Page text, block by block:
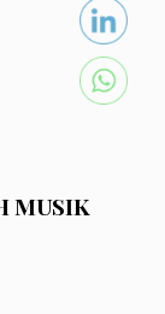
MUSIK